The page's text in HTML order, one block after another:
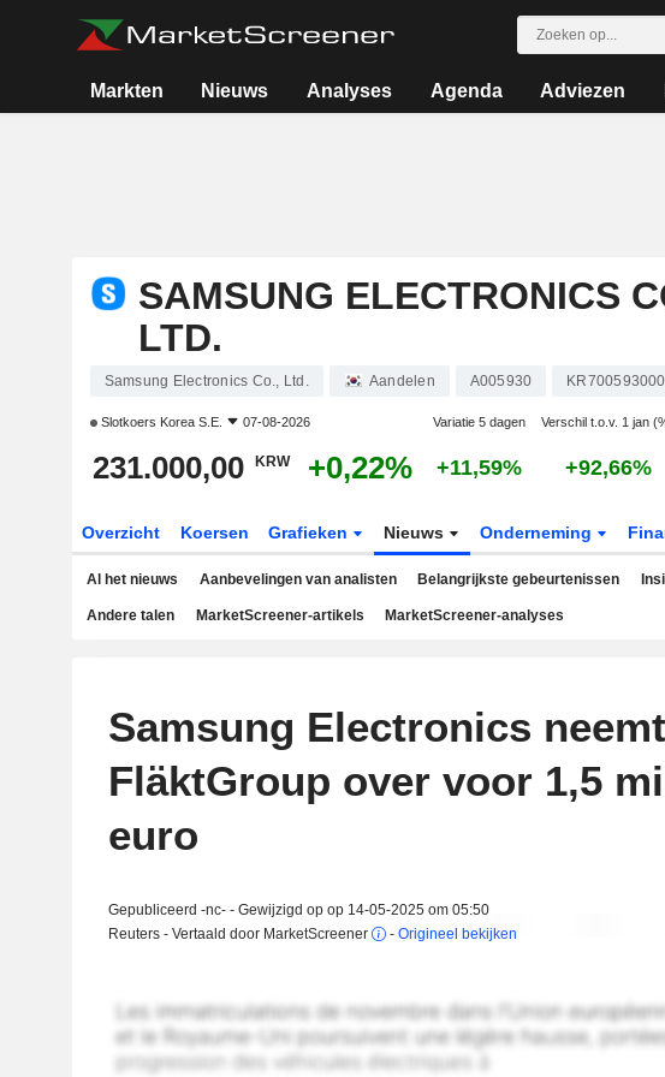
Markten Nieuws Analyses Agenda Adviezen
SAMSUNG ELECTRONICS
LTD.
Samsung Electronics Co., Ltd. Aandelen A005930
Slotkoers Korea S.E. 07-08-2026 Variatie 5 dagen Verschil t.o.v. 1 jan
231.000,00 KRW +0,22% +11,59% +92,66%
Overzicht Koersen Grafieken Nieuws Onderneming
Al het nieuws Aanbevelingen van analisten Belangrijkste gebeurtenissen
Andere talen MarketScreener-artikels MarketScreener-analyses
Samsung Electronics neemt
FläktGroup over voor 1,5
euro
Gepubliceerd -nc- - Gewijzigd op op 14-05-2025 om 05:50
Reuters - Vertaald door MarketScreener
- Origineel bekijken